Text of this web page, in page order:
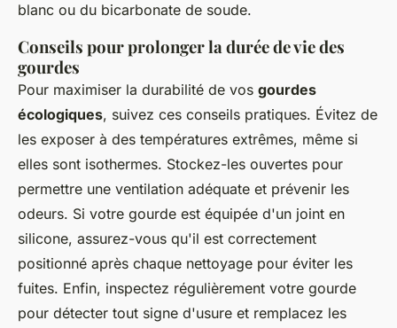
blanc ou du bicarbonate de soude.
Conseils pour prolonger la durée de vie des
gourdes
Pour maximiser la durabilité de vos gourdes
écologiques, suivez ces conseils pratiques. Évitez de
les exposer à des températures extrêmes, même si
elles sont isothermes. Stockez-les ouvertes pour
permettre une ventilation adéquate et prévenir les
odeurs. Si votre gourde est équipée d'un joint en
silicone, assurez-vous qu'il est correctement
positionné après chaque nettoyage pour éviter les
fuites. Enfin, inspectez régulièrement votre gourde
pour détecter tout signe d'usure et remplacez les